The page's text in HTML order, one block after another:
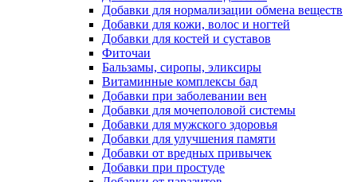
Добавки для нормализации обмена веществ
Добавки для кожи, волос и ногтей
Добавки для костей и суставов
Фиточаи
Бальзамы, сиропы, эликсиры
Витаминные комплексы бад
Добавки при заболевании вен
Добавки для мочеполовой системы
Добавки для мужского здоровья
Добавки для улучшения памяти
Добавки от вредных привычек
Добавки при простуде